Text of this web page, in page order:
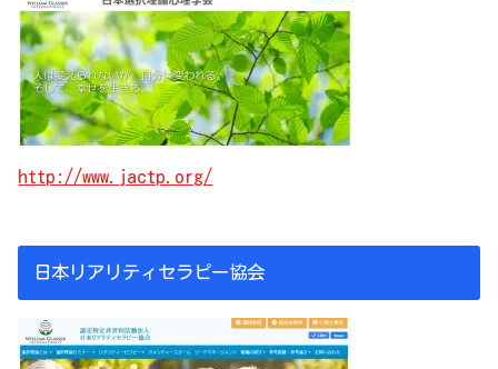
http://www.jactp.org/
日本リアリティセラピー協会